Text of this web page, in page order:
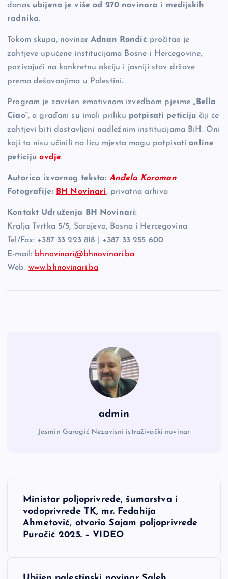
danas ubijeno je više od 270 novinara i medijskih
radnika.
Tokom skupa, novinarAdnan Rondić pročitao je
zahtjeve upućene institucijama Bosne i Hercegovine,
pozivajući na konkretnu akciju i jasniji stav države
prema dešavanjima u Palestini.
Program je završen emotivnom izvedbom pjesme „Bella
Ciao“, a građani su imali priliku potpisati peticiju čiji će
zahtjevi biti dostavljeni nadležnim institucijama BiH. Oni
koji to nisu učinili na licu mjesta mogu potpisationline
peticijuovdje.
Autorica izvornog teksta: Anđela Koroman
Fotografije: BH Novinari, privatna arhiva
Kontakt Udruženja BH Novinari:
Kralja Tvrtka 5/5, Sarajevo, Bosna i Hercegovina
Tel/Fax: +387 33 223 818 | +387 33 255 600
E-mail: bhnovinari@bhnovinari.ba
Web: www.bhnovinari.ba
admin
Jasmin Garagić Nezavisni istraživački novinar
NMinistar poljoprivrede, šumarstva i
vodoprivrede TK, mr. Fedahija
Ahmetović, otvorio Sajam poljoprivrede
Puračić 2025. – VIDEO